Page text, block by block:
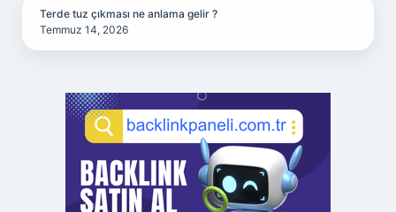
Terde tuz çıkması ne anlama gelir ?
Temmuz 14, 2026